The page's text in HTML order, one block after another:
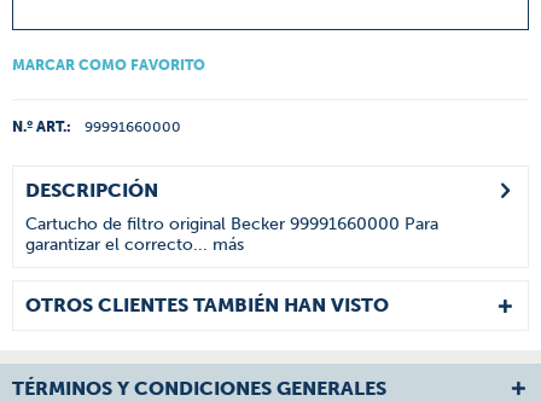
MARCAR COMO FAVORITO
N.º ART.: 99991660000
DESCRIPCIÓN
Cartucho de filtro original Becker 99991660000 Para
garantizar el correcto... más
OTROS CLIENTES TAMBIÉN HAN VISTO
TÉRMINOS Y CONDICIONES GENERALES